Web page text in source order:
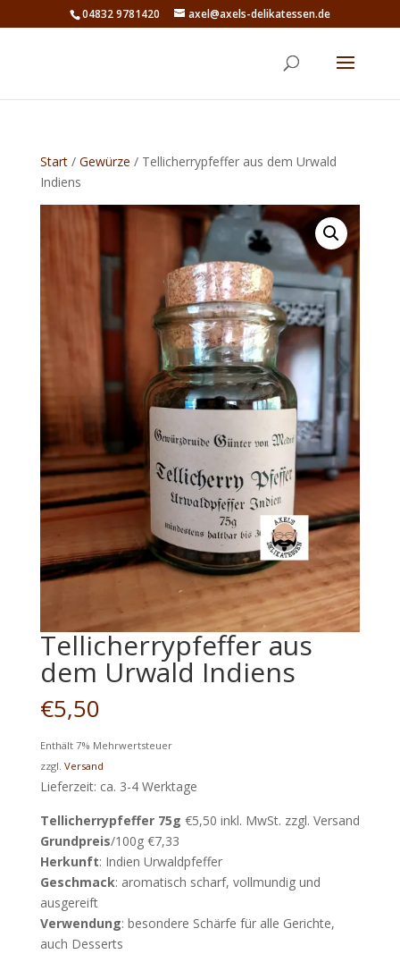
04832 9781420 axel@axels-delikatessen.de
Start/ Gewürze / Tellicherrypfeffer aus dem Urwald
Indiens
Tellicherrypfeffer aus
dem Urwald Indiens
€5,50
Enthält 7% Mehrwertsteuer
zzgl. Versand
Lieferzeit: ca. 3-4 Werktage
Tellicherrypfeffer 75g €5,50 inkl. MwSt. zzgl. Versand
Grundpreis/100g €7,33
Herkunft: Indien Urwaldpfeffer
Geschmack: aromatisch scharf, vollmundig und
ausgereift
Verwendung: besondere Schärfe für alle Gerichte,
auch Desserts